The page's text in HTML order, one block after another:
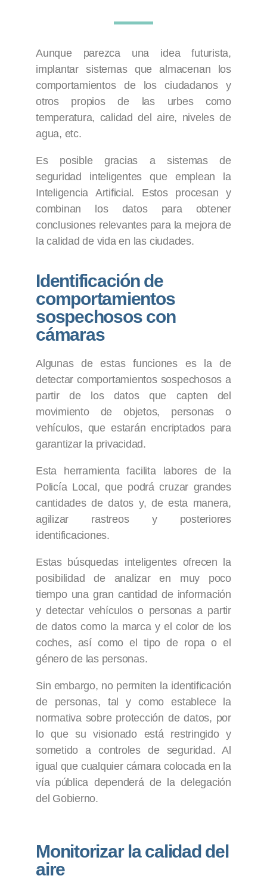
Aunque parezca una idea futurista,
implantar sistemas que almacenan los
comportamientos de los ciudadanos y
otros propios de las urbes como
temperatura, calidad del aire, niveles de
agua, etc.
Es posible gracias a sistemas de
seguridad inteligentes que emplean la
Inteligencia Artificial. Estos procesan y
combinan los datos para obtener
conclusiones relevantes para la mejora de
la calidad de vida en las ciudades.
Identificación de
comportamientos
sospechosos con
cámaras
Algunas de estas funciones es la de
detectar comportamientos sospechosos a
partir de los datos que capten del
movimiento de objetos, personas o
vehículos, que estarán encriptados para
garantizar la privacidad.
Esta herramienta facilita labores de la
Policía Local, que podrá cruzar grandes
cantidades de datos y, de esta manera,
agilizar rastreos y posteriores
identificaciones.
Estas búsquedas inteligentes ofrecen la
posibilidad de analizar en muy poco
tiempo una gran cantidad de información
y detectar vehículos o personas a partir
de datos como la marca y el color de los
coches, así como el tipo de ropa o el
género de las personas.
Sin embargo, no permiten la identificación
de personas, tal y como establece la
normativa sobre protección de datos, por
lo que su visionado está restringido y
sometido a controles de seguridad. Al
igual que cualquier cámara colocada en la
vía pública dependerá de la delegación
del Gobierno.
Monitorizar la calidad del
aire